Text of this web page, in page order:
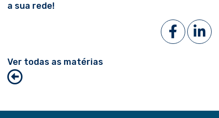
a sua rede!
Ver todas as matérias